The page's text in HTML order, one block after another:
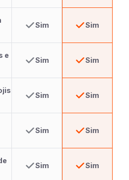
Sim Sim
e
Sim Sim
Sim Sim
Sim Sim
Sim Sim